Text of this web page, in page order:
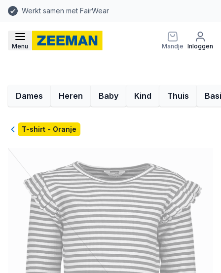
Werkt samen met FairWear
Menu Mandje Inloggen
Dames Heren Baby Kind Thuis
TerugT-shirt - Oranje